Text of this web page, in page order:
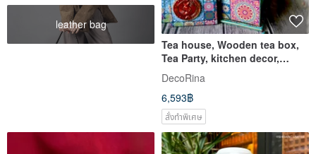
leather bag
Tea house, Wooden tea box,
Tea Party, kitchen decor,
housewarming gift
DecoRina
6,593฿
สั่งทำพิเศษ